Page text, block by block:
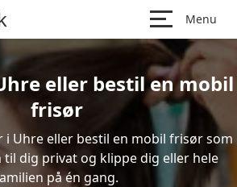
Menu
eller bestil en mobil
frisør
i Uhre eller bestil en mobil frisør som
dig privat og klippe dig eller hele
på én gang.